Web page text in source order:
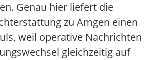
Genau hier liefert die
zu Amgen einen
weil operative Nachrichten
gleichzeitig auf